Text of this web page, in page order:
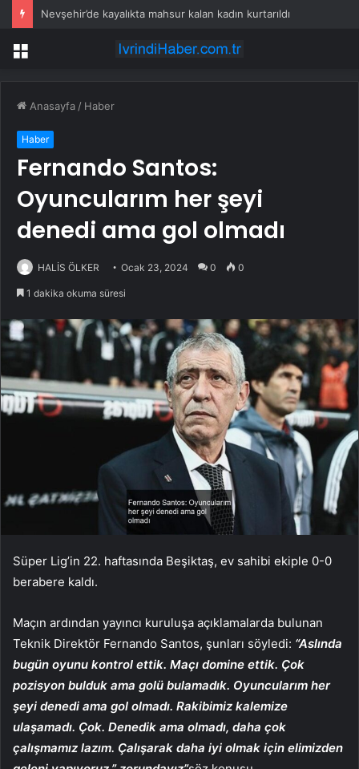
Menü
Anasayfa / Haber
Haber
Fernando Santos:
Oyuncularım her şeyi
denedi ama gol olmadı
HALİS ÖLKER Ocak 23, 2024 0 0
1 dakika okuma süresi
Süper Lig’in 22. haftasında Beşiktaş, ev sahibi ekiple 0-0
berabere kaldı.
Maçın ardından yayıncı kuruluşa açıklamalarda bulunan
Teknik Direktör Fernando Santos, şunları söyledi: “Aslında
bugün oyunu kontrol ettik. Maçı domine ettik. Çok
pozisyon bulduk ama golü bulamadık. Oyuncularım her
şeyi denedi ama gol olmadı. Rakibimiz kalemize
ulaşamadı. Çok. Denedik ama olmadı, daha çok
çalışmamız lazım. Çalışarak daha iyi olmak için elimizden